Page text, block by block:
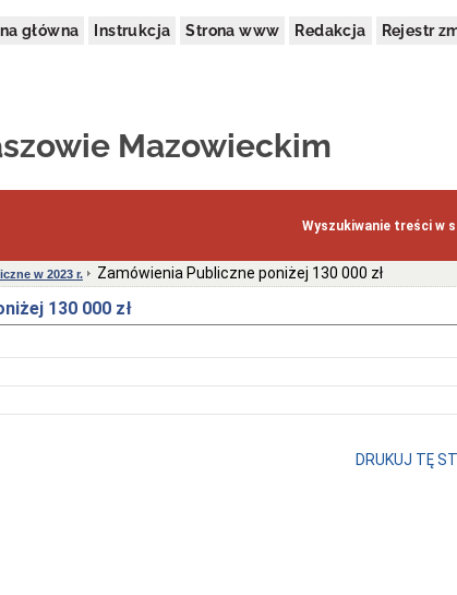
główna Instrukcja Strona www Redakcja Rejestr
Mazowieckim
Wyszukiwanie treści w
w 2023 r. Zamówienia Publiczne poniżej 130 000 zł
130 000 zł
DRUKUJ TĘ